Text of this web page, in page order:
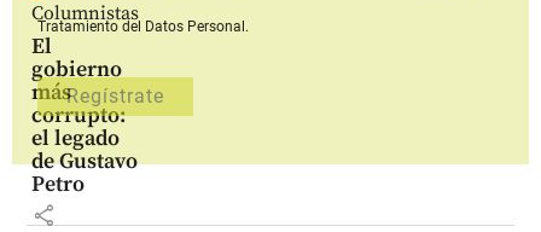
Columnistas
El
gobierno
más
corrupto:
el legado
de Gustavo
Petro
share
Tratamiento del Datos Personal.